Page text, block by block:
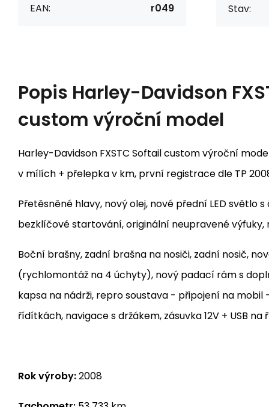
EAN: r049 Stav:
Popis Harley-Davidson
custom výroční model
Harley-Davidson FXSTC Softail custom výroční
v mílích + přelepka v km, první registrace dle TP
Přetěsněné hlavy, nový olej, nové přední LED světlo
bezklíčové startování, originální neupravené výfuky,
Boční brašny, zadní brašna na nosiči, zadní nosič,
(rychlomontáž na 4 úchyty), nový padací rám s
kapsa na nádrži, repro soustava - připojení na mobil
řídítkách, navigace s držákem, zásuvka 12V + USB
Rok výroby:2008